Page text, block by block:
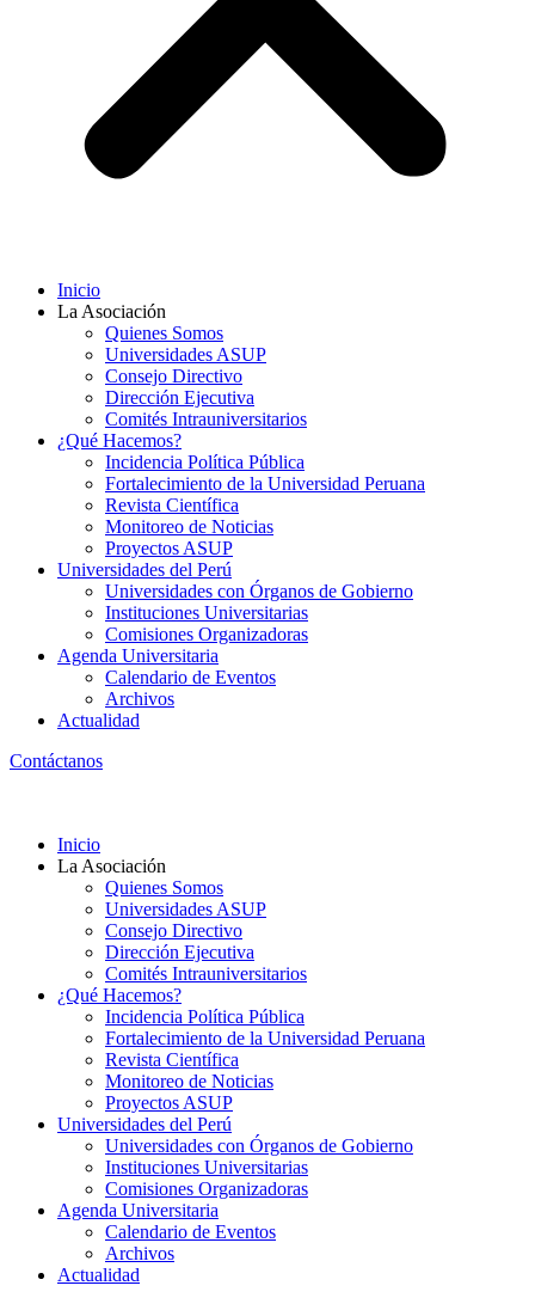
Inicio
La Asociación
Quienes Somos
Universidades ASUP
Consejo Directivo
Dirección Ejecutiva
Comités Intrauniversitarios
¿Qué Hacemos?
Incidencia Política Pública
Fortalecimiento de la Universidad Peruana
Revista Científica
Monitoreo de Noticias
Proyectos ASUP
Universidades del Perú
Universidades con Órganos de Gobierno
Instituciones Universitarias
Comisiones Organizadoras
Agenda Universitaria
Calendario de Eventos
Archivos
Actualidad
Contáctanos
Inicio
La Asociación
Quienes Somos
Universidades ASUP
Consejo Directivo
Dirección Ejecutiva
Comités Intrauniversitarios
¿Qué Hacemos?
Incidencia Política Pública
Fortalecimiento de la Universidad Peruana
Revista Científica
Monitoreo de Noticias
Proyectos ASUP
Universidades del Perú
Universidades con Órganos de Gobierno
Instituciones Universitarias
Comisiones Organizadoras
Agenda Universitaria
Calendario de Eventos
Archivos
Actualidad